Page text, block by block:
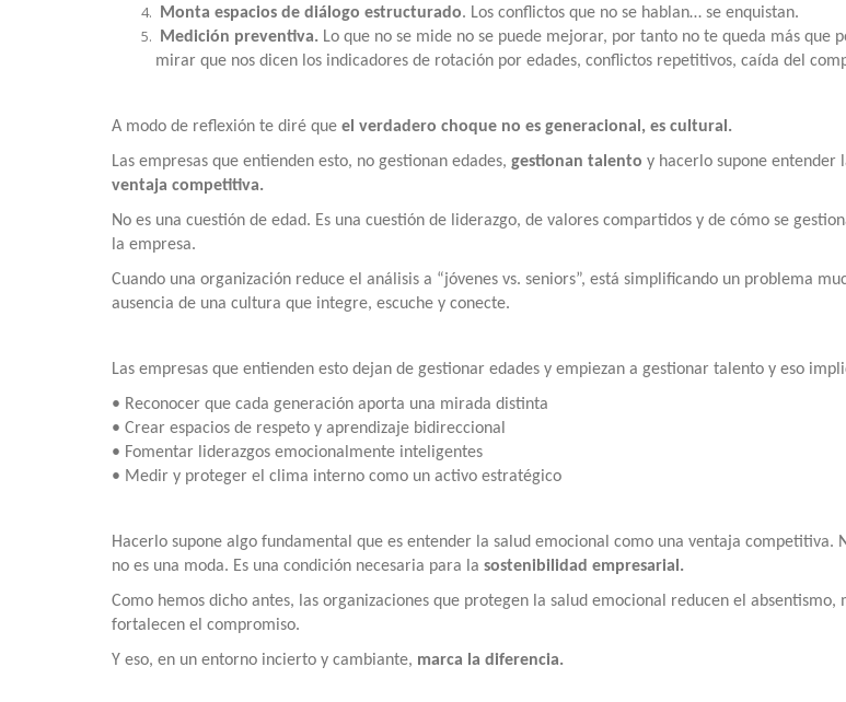
Monta espacios de diálogo estructurado. Los conflictos que no se hablan… se enquistan.
Medición preventiva. Lo que no se mide no se puede mejorar, por tanto no te queda más que
mirar que nos dicen los indicadores de rotación por edades, conflictos repetitivos, caída del
A modo de reflexión te diré que el verdadero choque no es generacional, es cultural.
Las empresas que entienden esto, no gestionan edades, gestionan talento y hacerlo supone entender
ventaja competitiva.
No es una cuestión de edad. Es una cuestión de liderazgo, de valores compartidos y de cómo se
la empresa.
Cuando una organización reduce el análisis a “jóvenes vs. seniors”, está simplificando un problema
ausencia de una cultura que integre, escuche y conecte.
Las empresas que entienden esto dejan de gestionar edades y empiezan a gestionar talento y eso
• Reconocer que cada generación aporta una mirada distinta
• Crear espacios de respeto y aprendizaje bidireccional
• Fomentar liderazgos emocionalmente inteligentes
• Medir y proteger el clima interno como un activo estratégico
Hacerlo supone algo fundamental que es entender la salud emocional como una ventaja competitiva.
no es una moda. Es una condición necesaria para la sostenibilidad empresarial.
Como hemos dicho antes, las organizaciones que protegen la salud emocional reducen el
fortalecen el compromiso.
Y eso, en un entorno incierto y cambiante, marca la diferencia.